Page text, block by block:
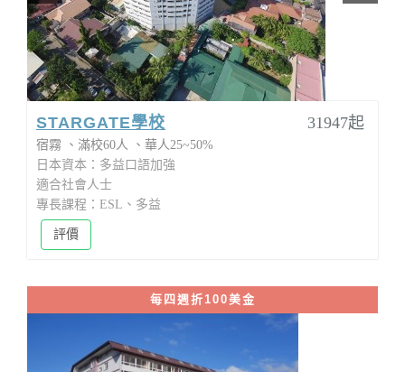
STARGATE學校 31947起
宿霧 滿校60人
華人25~50%
日本資本：多益口語加強
適合社會人士
專長課程：ESL、多益
評價
每四週折100美金